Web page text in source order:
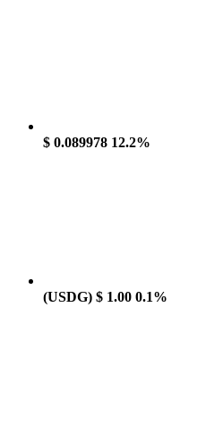
$ 0.089978 12.2%
(USDG) $ 1.00 0.1%